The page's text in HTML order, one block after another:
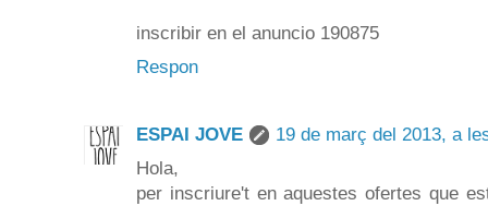
inscribir en el anuncio 190875
Respon
ESPAI JOVE
19 de març del 2013, a
Hola,
per inscriure't en aquestes ofertes que